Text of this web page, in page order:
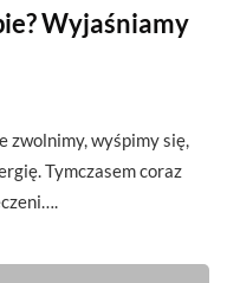
Wyjaśniamy
zwolnimy, wyśpimy się,
Tymczasem coraz